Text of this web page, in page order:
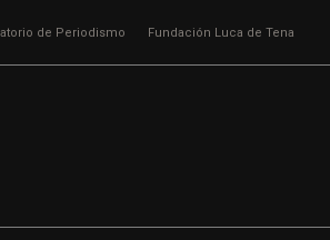
de Periodismo Fundación Luca de Tena